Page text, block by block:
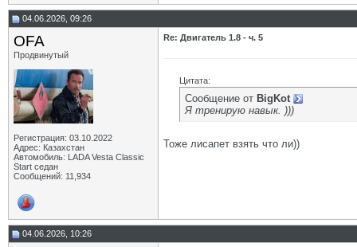
04.06.2026, 09:26
OFA
Продвинутый
Регистрация: 03.10.2022
Адрес: Казахстан
Автомобиль: LADA Vesta Classic
Start седан
Сообщений: 11,934
Re: Двигатель 1.8 - ч. 5
Цитата:
Сообщение от BigKot
Я тренирую навык. )))
Тоже лисапет взять что ли))
04.06.2026, 10:26